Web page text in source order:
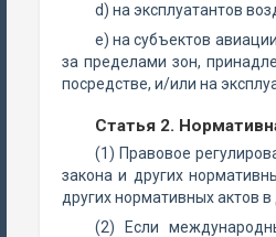
d) на эксплуатантов
e) на субъектов
за пределами зон,
посредстве, и/или на
Статья 2.
(1) Правовое
закона и других
других нормативных актов
(2) Если